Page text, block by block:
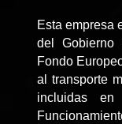
Esta empresa
del Gobierno
Fondo
al transporte
incluidas